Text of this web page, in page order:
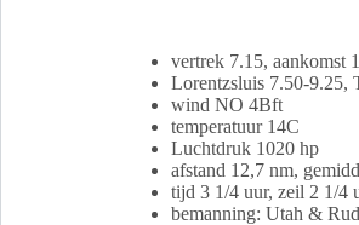
vertrek 7.15, aankomst
Lorentzsluis 7.50-9.25,
wind NO 4Bft
temperatuur 14C
Luchtdruk 1020 hp
afstand 12,7 nm,
tijd 3 1/4 uur, zeil 2 1/4
bemanning: Utah &